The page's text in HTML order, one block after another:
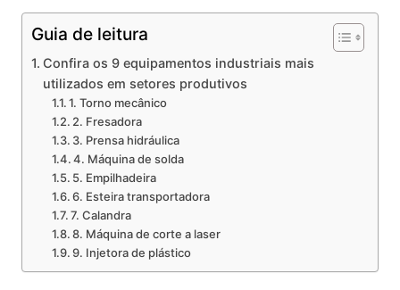
Guia de leitura
Confira os 9 equipamentos industriais mais
utilizados em setores produtivos
1. Torno mecânico
2. Fresadora
3. Prensa hidráulica
4. Máquina de solda
5. Empilhadeira
6. Esteira transportadora
7. Calandra
8. Máquina de corte a laser
9. Injetora de plástico